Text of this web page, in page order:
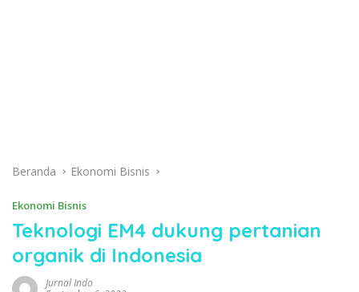
Beranda Ekonomi Bisnis
Ekonomi Bisnis
Teknologi EM4 dukung pertanian
organik di Indonesia
Jurnal Indo